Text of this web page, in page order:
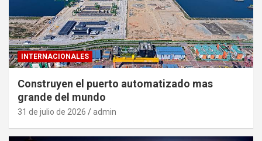
INTERNACIONALES
Construyen el puerto automatizado mas
grande del mundo
31 de julio de 2026 admin